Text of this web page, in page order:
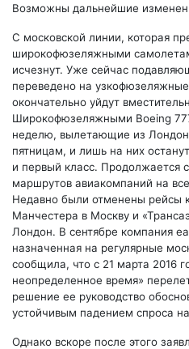
Возможны дальнейшие
С московской линии, которая
широкофюзеляжными
исчезнут. Уже сейчас
переведено на
окончательно уйдут
Широкофюзеляжными Boeing
неделю, вылетающие из
пятницам, и лишь на них
и первый класс. Продолжается
маршрутов авиакомпаний на
Недавно были отменены рейсы
Манчестера в Москву и
Лондон. В сентябре компания
назначенная на регулярные
сообщила, что с 21 марта 2016
неопределенное время»
решение ее руководство
устойчивым падением спроса
Однако вскоре после этого